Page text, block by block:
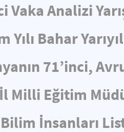
Analizi
Bahar
71’inci,
İl Milli Eğitim
İnsanları